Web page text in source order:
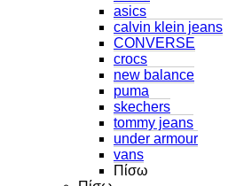
asics
calvin klein jeans
CONVERSE
crocs
new balance
puma
skechers
tommy jeans
under armour
vans
Πίσω